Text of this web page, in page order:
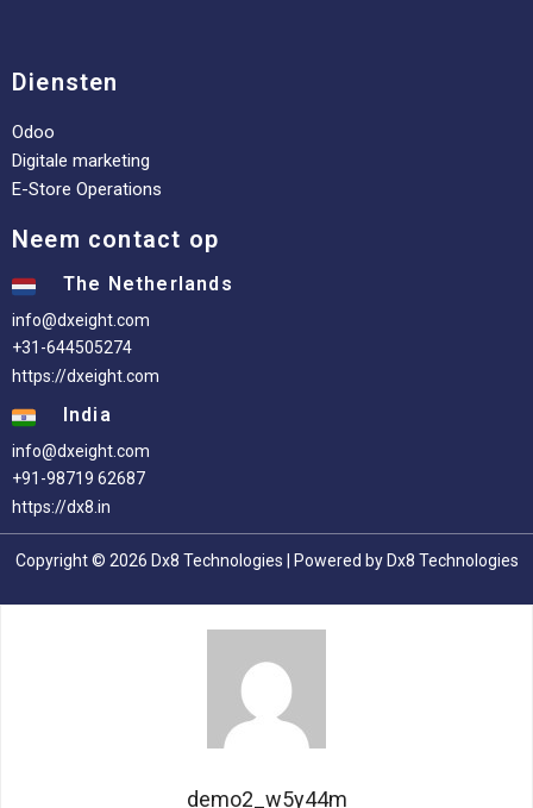
Diensten
Odoo
Digitale marketing
E-Store Operations
Neem contact op
The Netherlands
info@dxeight.com
+31-644505274
https://dxeight.com
India
info@dxeight.com
+91-98719 62687
https://dx8.in
Copyright © 2026 Dx8 Technologies | Powered by Dx8 Technologies
demo2_w5y44m